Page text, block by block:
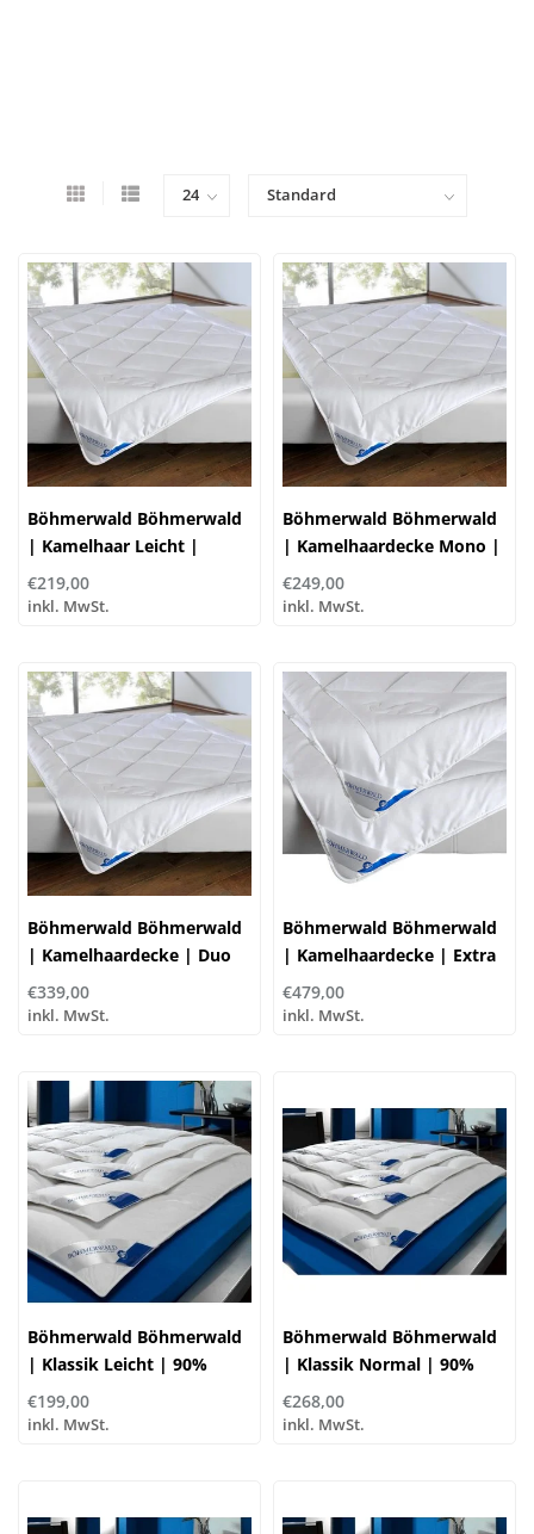
Böhmerwald Böhmerwald
| Kamelhaar Leicht |
Sommerdecke | 100%
Kamelhaarflaum
€219,00
inkl. MwSt.
Böhmerwald Böhmerwald
| Kamelhaardecke Mono |
100% Kamelhaarflaum
€249,00
inkl. MwSt.
Böhmerwald Böhmerwald
| Kamelhaardecke | Duo
Warm | 100%
Kamelhaarflaum
€339,00
inkl. MwSt.
Böhmerwald Böhmerwald
| Kamelhaardecke | Extra
Warm | 100%
Kamelhaarflaum
€479,00
inkl. MwSt.
Böhmerwald Böhmerwald
| Klassik Leicht | 90%
Daune, 10% Federn
€199,00
inkl. MwSt.
Böhmerwald Böhmerwald
| Klassik Normal | 90%
Daune, 10% Federn
€268,00
inkl. MwSt.